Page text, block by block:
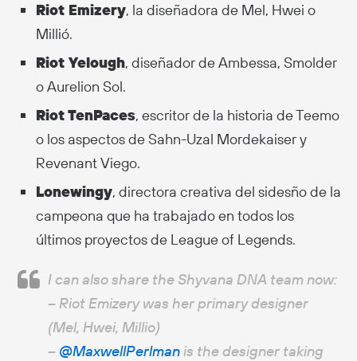
Riot Emizery, la diseñadora de Mel, Hwei o
Millió.
Riot Yelough, diseñador de Ambessa, Smolder
o Aurelion Sol.
Riot TenPaces, escritor de la historia de Teemo
o los aspectos de Sahn-Uzal Mordekaiser y
Revenant Viego.
Lonewingy, directora creativa del sidesño de la
campeona que ha trabajado en todos los
últimos proyectos de League of Legends.
I can also share the Shyvana DNA team now:
– Riot Emizery was her primary designer
(Mel, Hwei, Millio)
– @MaxwellPerlmanis the designer taking